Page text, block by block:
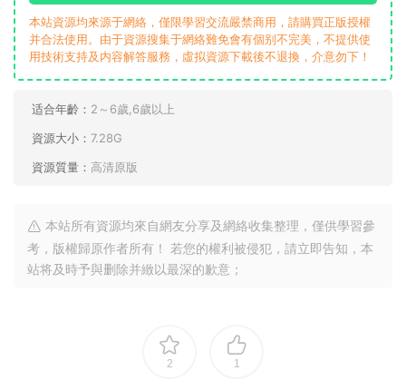
本站資源均來源于網絡，僅限學習交流嚴禁商用，請購買正版授權
并合法使用。由于資源搜集于網絡難免會有個别不完美，不提供使
用技術支持及内容解答服務，虛拟資源下載後不退換，介意勿下！
适合年齡： 2～6歲,6歲以上
資源大小： 7.28G
資源質量： 高清原版
本站所有資源均來自網友分享及網絡收集整理，僅供學習參
考，版權歸原作者所有！ 若您的權利被侵犯，請立即告知，本
站将及時予與删除并緻以最深的歉意；
2 1